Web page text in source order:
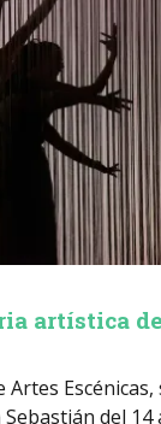
artística
Artes Escénicas,
del 14